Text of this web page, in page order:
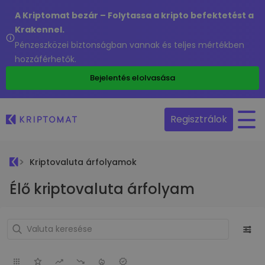
A Kriptomat bezár – Folytassa a kripto befektetést a
Krakennel.
Pénzeszközei biztonságban vannak és teljes mértékben
hozzáférhetők.
Bejelentés elolvasása
Regisztrálok
Kriptovaluta árfolyamok
Élő kriptovaluta árfolyam